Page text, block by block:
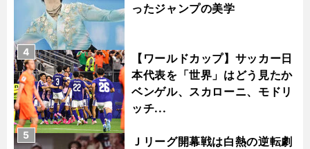
ったジャンプの美学
【ワールドカップ】サッカー日
本代表を「世界」はどう見たか
ベンゲル、スカローニ、モドリ
ッチ...
4
Ｊリーグ開幕戦は白熱の逆転劇
5